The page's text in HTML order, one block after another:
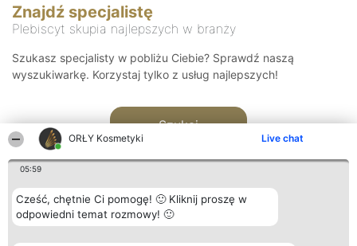
ORŁY Kosmetyki Live chat
05:59
Cześć, chętnie Ci pomogę! 🙂 Kliknij proszę w
odpowiedni temat rozmowy! 🙂
Znajdź specjalistę
Plebiscyt skupia najlepszych w branży
Szukasz specjalisty w pobliżu Ciebie? Sprawdź naszą
wyszukiwarkę. Korzystaj tylko z usług najlepszych!
Szukaj
Organizator plebiscytu Plebiscyt Blog Kontakt